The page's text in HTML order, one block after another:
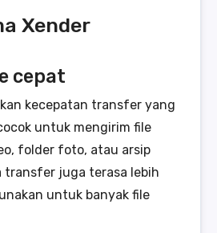
Xender
cepat
kecepatan transfer yang
untuk mengirim file
folder foto, atau arsip
transfer juga terasa lebih
untuk banyak file